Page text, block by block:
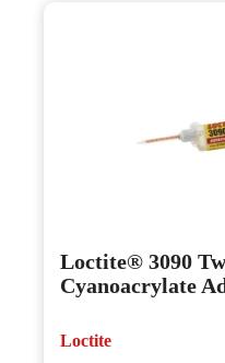
Loctite® 3090
Cyanoacrylate
Loctite